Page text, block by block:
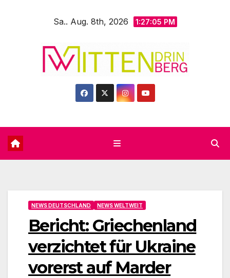
Sa.. Aug. 8th, 2026 1:27:06 PM
NEWS DEUTSCHLAND NEWS WELTWEIT
Bericht: Griechenland
verzichtet für Ukraine
vorerst auf Marder